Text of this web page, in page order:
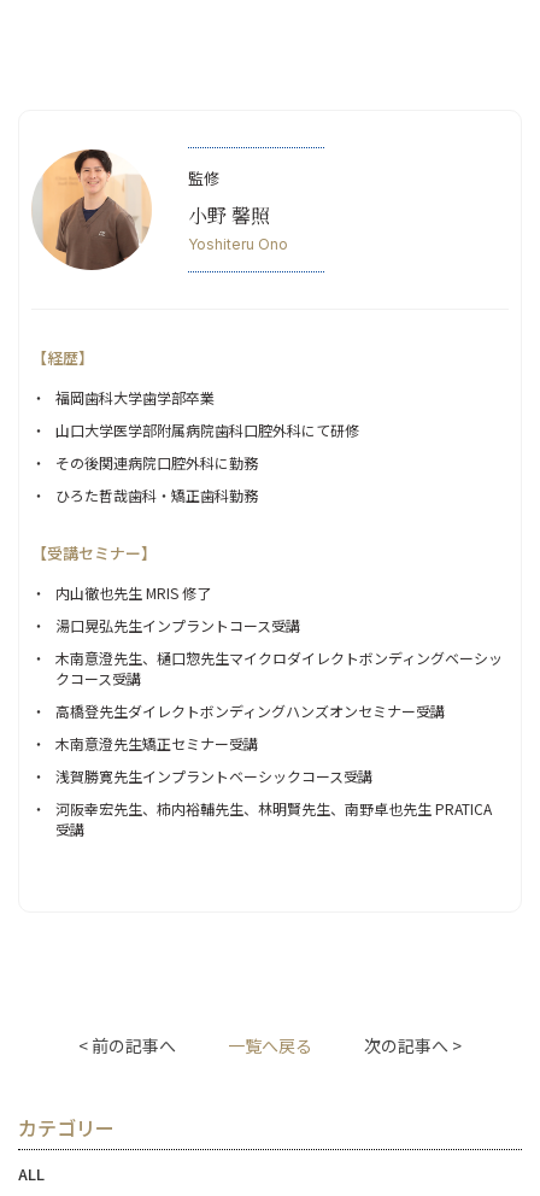
監修
小野 馨照
Yoshiteru Ono
【経歴】
福岡歯科大学歯学部卒業
山口大学医学部附属病院歯科口腔外科にて研修
その後関連病院口腔外科に勤務
ひろた哲哉歯科・矯正歯科勤務
【受講セミナー】
内山徹也先生 MRIS 修了
湯口晃弘先生インプラントコース受講
木南意澄先生、樋口惣先生マイクロダイレクトボンディングベーシッ
クコース受講
高橋登先生ダイレクトボンディングハンズオンセミナー受講
木南意澄先生矯正セミナー受講
浅賀勝寛先生インプラントベーシックコース受講
河阪幸宏先生、柿内裕輔先生、林明賢先生、南野卓也先生 PRATICA
受講
< 前の記事へ 一覧へ戻る 次の記事へ >
カテゴリー
ALL